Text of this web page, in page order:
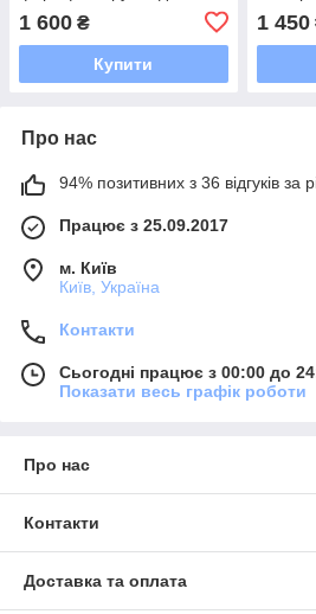
1 600 ₴
Купити
1 450
Про нас
94% позитивних з 36 відгуків за
Працює з 25.09.2017
м. Київ
Київ, Україна
Контакти
Сьогодні працює з 00:00 до
Показати весь графік роботи
Про нас
Контакти
Доставка та оплата